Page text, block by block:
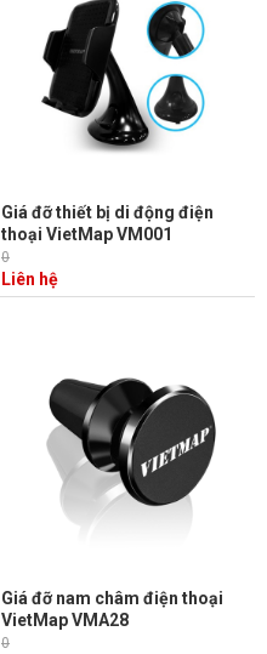
Giá đỡ thiết bị di động điện
thoại VietMap VM001
0
Liên hệ
Giá đỡ nam châm điện thoại
VietMap VMA28
0